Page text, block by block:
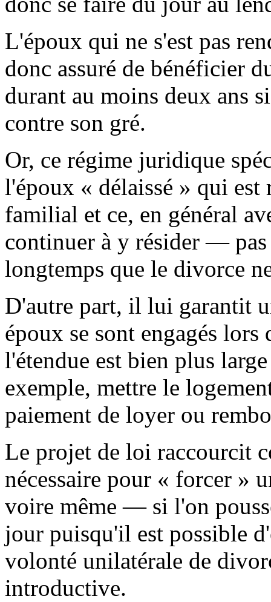
L'époux qui ne s'est pas
donc assuré de bénéficier
durant au moins deux ans
contre son gré.
Or, ce régime juridique
l'époux « délaissé » qui est
familial et ce, en général
continuer à y résider —
longtemps que le divorce
D'autre part, il lui garantit
époux se sont engagés
l'étendue est bien plus
exemple, mettre le
paiement de loyer ou
Le projet de loi raccourcit
nécessaire pour « forcer »
voire même — si l'on
jour puisqu'il est possible
volonté unilatérale de
introductive.